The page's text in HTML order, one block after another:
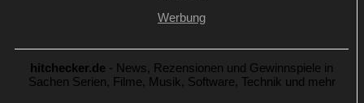
Werbung
hitchecker.de - News, Rezensionen und Gewinnspiele in
Sachen Serien, Filme, Musik, Software, Technik und mehr